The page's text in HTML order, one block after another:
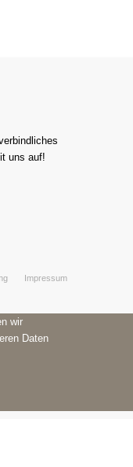
uns auf!
Impressum
wir
Daten